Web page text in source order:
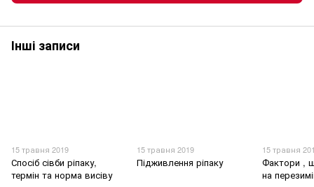
Інші записи
15 травня 2019
Спосіб сівби ріпаку,
термін та норма висіву
15 травня 2019
Підживлення ріпаку
15 травня
Фактори ,
на